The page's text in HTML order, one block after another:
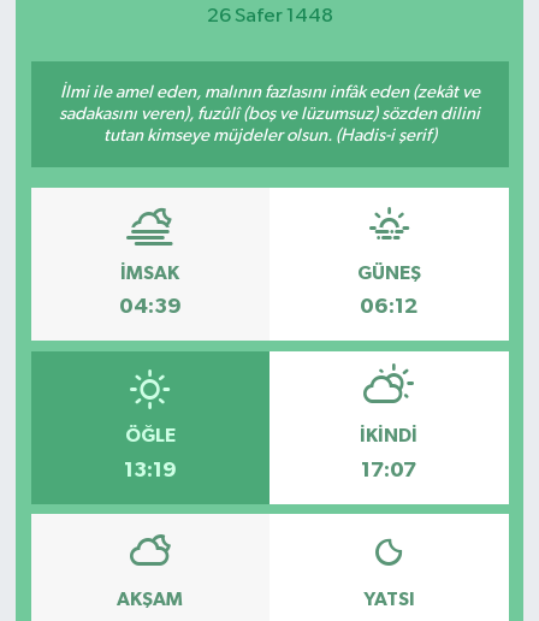
26 Safer 1448
İlmi ile amel eden, malının fazlasını infâk eden (zekât ve
sadakasını veren), fuzûlî (boş ve lüzumsuz) sözden dilini
tutan kimseye müjdeler olsun. (Hadis-i şerif)
İMSAK
04:39
GÜNEŞ
06:12
ÖĞLE
13:19
İKINDI
17:07
AKŞAM YATSI